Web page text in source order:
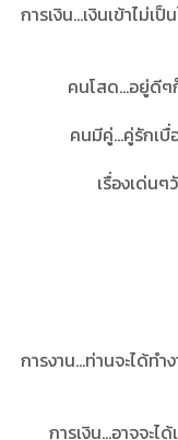
การเงิน...เงินเข้าไม่
คนโสด...อยู่ดี
คนมีคู่...คู่รักเบื่
เรื่องเด่น
การงาน...ท่านจะได้ท
การเงิน...อาจจะ